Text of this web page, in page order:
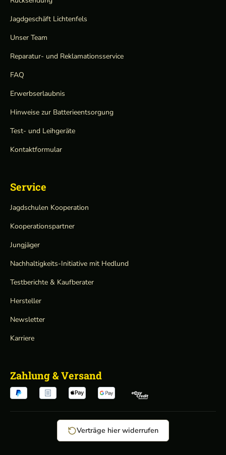
Jagdgeschäft Lichtenfels
Unser Team
Reparatur- und Reklamationsservice
FAQ
Erwerbserlaubnis
Hinweise zur Batterieentsorgung
Test- und Leihgeräte
Kontaktformular
Service
Jagdschulen Kooperation
Kooperationspartner
Jungjäger
Nachhaltigkeits-Initiative mit Hedlund
Testberichte & Kaufberater
Hersteller
Newsletter
Karriere
Zahlung & Versand
Verträge hier widerrufen